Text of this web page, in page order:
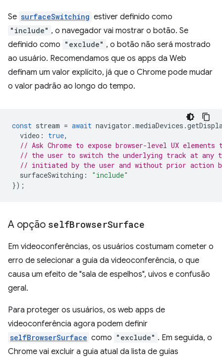
Se surfaceSwitching estiver definido como
"include" , o navegador vai mostrar o botão. Se
definido como "exclude" , o botão não será mostrado
ao usuário. Recomendamos que os apps da Web
definam um valor explícito, já que o Chrome pode mudar
o valor padrão ao longo do tempo.
const stream = await navigator .mediaDevices .
video : true,
// Ask Chrome to expose browser-level UX
// the user to switch the underlying track at any
// initiated by the user and without prior action
surfaceSwitching :
"include"
});
A opção selfBrowserSurface
Em videoconferências, os usuários costumam cometer o
erro de selecionar a guia da videoconferência, o que
causa um efeito de "sala de espelhos", uivos e confusão
geral.
Para proteger os usuários, os web apps de
videoconferência agora podem definir
selfBrowserSurface como "exclude" . Em seguida, o
Chrome vai excluir a guia atual da lista de guias